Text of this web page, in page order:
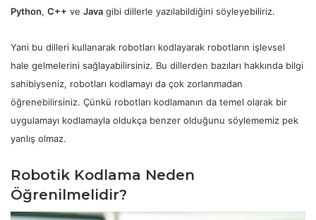
Python, C++ ve Java gibi dillerle yazılabildiğini söyleyebiliriz.
Yani bu dilleri kullanarak robotları kodlayarak robotların işlevsel
hale gelmelerini sağlayabilirsiniz. Bu dillerden bazıları hakkında bilgi
sahibiyseniz, robotları kodlamayı da çok zorlanmadan
öğrenebilirsiniz. Çünkü robotları kodlamanın da temel olarak bir
uygulamayı kodlamayla oldukça benzer olduğunu söylememiz pek
yanlış olmaz.
Robotik Kodlama Neden
Öğrenilmelidir?